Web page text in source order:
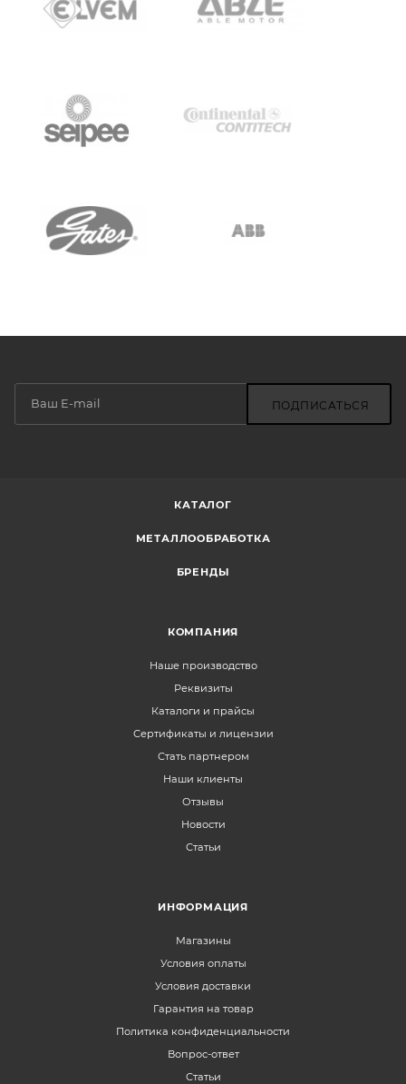
ПОДПИСАТЬСЯ
КАТАЛОГ
МЕТАЛЛООБРАБОТКА
БРЕНДЫ
КОМПАНИЯ
Наше производство
Реквизиты
Каталоги и прайсы
Сертификаты и лицензии
Стать партнером
Наши клиенты
Отзывы
Новости
Статьи
ИНФОРМАЦИЯ
Магазины
Условия оплаты
Условия доставки
Гарантия на товар
Политика конфиденциальности
Вопрос-ответ
Статьи